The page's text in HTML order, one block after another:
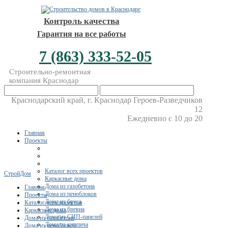
Контроль качества
Гарантия на все работы
7 (863) 333-52-05
Строительно-ремонтная
компания Краснодар
Краснодарский край, г. Краснодар Героев-Разведчиков
12
Ежедневно с 10 до 20
Главная
Проекты
Каталог всех проектов
Каркасные дома
Дома из газобетона
Дома из пеноблоков
Дома из бруса
Дома из бревна
Дома из СИП-панелей
Дома из кирпича
СтройДом
Главная
Проекты
Каталог всех проектов
Каркасные дома
Дома из газобетона
Дома из пеноблоков